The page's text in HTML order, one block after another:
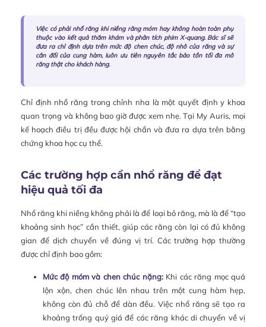
Việc có phải nhổ răng khi niềng răng móm hay không hoàn toàn phụ
thuộc vào kết quả thăm khám và phân tích phim X-quang. Bác sĩ sẽ
đưa ra chỉ định dựa trên mức độ chen chúc, độ nhô của răng và sự
cân đối của cung hàm, luôn ưu tiên nguyên tắc bảo tồn tối đa mô
răng thật cho khách hàng.
Chỉ định nhổ răng trong chỉnh nha là một quyết định y khoa
quan trọng và không bao giờ được xem nhẹ. Tại My Auris, mọi
kế hoạch điều trị đều được hội chẩn và đưa ra dựa trên bằng
chứng khoa học cụ thể.
Các trường hợp cần nhổ răng để đạt
hiệu quả tối đa
Nhổ răng khi niềng không phải là để loại bỏ răng, mà là để “tạo
khoảng sinh học” cần thiết, giúp các răng còn lại có đủ không
gian để dịch chuyển về đúng vị trí. Các trường hợp thường
được chỉ định bao gồm:
Mức độ móm và chen chúc nặng:Khi các răng mọc quá
lộn xộn, chen chúc lên nhau trên một cung hàm hẹp,
không còn đủ chỗ để dàn đều. Việc nhổ răng sẽ tạo ra
khoảng trống quý giá để các răng khác di chuyển về vị